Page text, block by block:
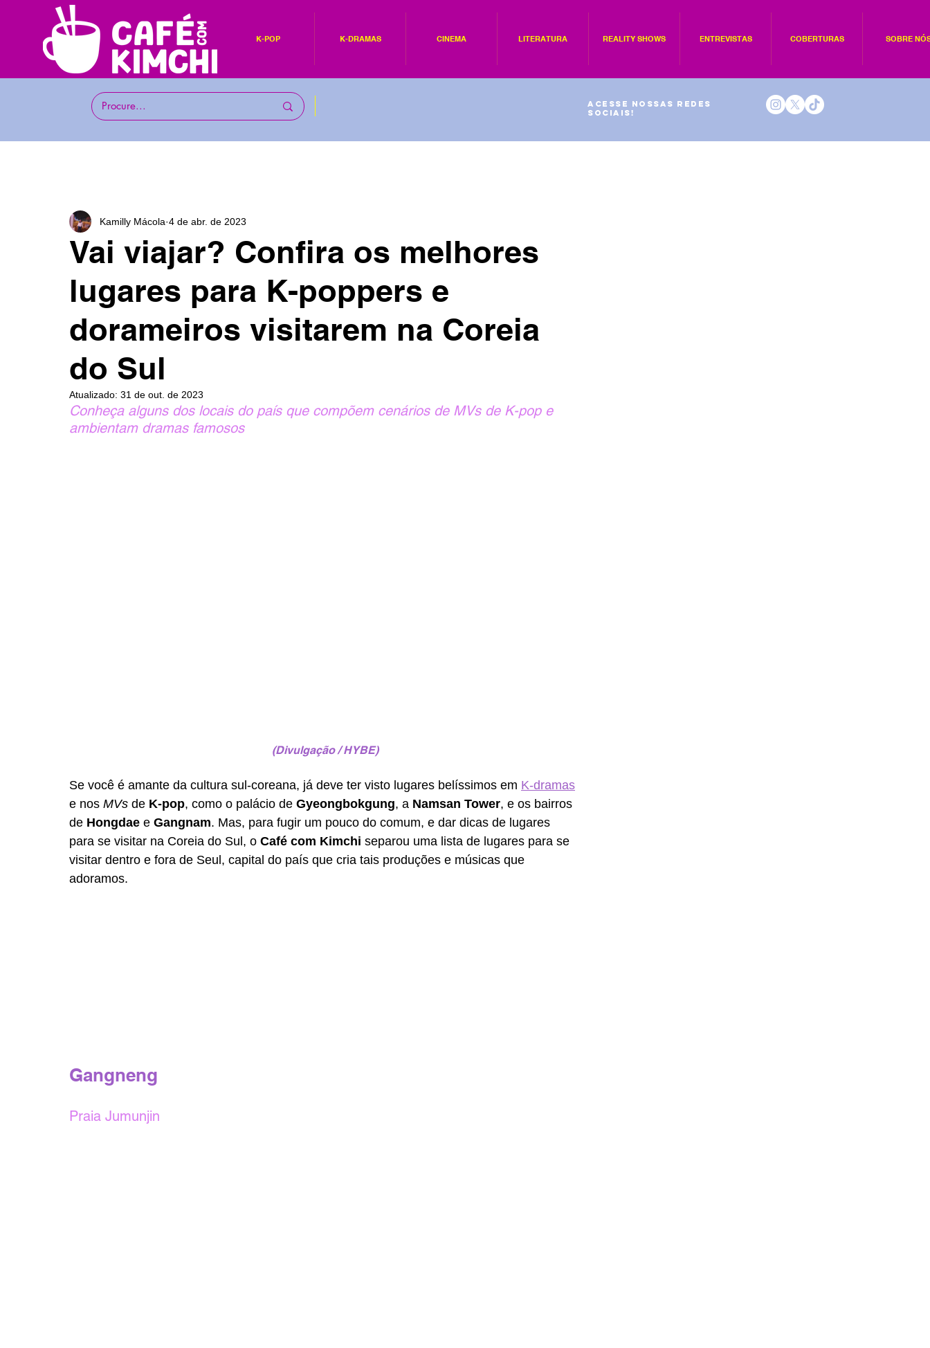
K-POP K-DRAMAS CINEMA LITERATURA REALITY SHOWS ENTREVISTAS COBERTURAS SOBRE
Acesse nossas redes
sociais!
Vai viajar? Confira os melhores
lugares para K-poppers e
dorameiros visitarem na Coreia
do Sul
Kamilly Mácola 4 de abr. de 2023
Atualizado: 31 de out. de 2023
Conheça alguns dos locais do país que compõem cenários de MVs de K-pop e
ambientam dramas famosos
(Divulgação / HYBE)
Se você é amante da cultura sul-coreana, já deve ter visto lugares belíssimos em K-dramas
e nos MVs de K-pop, como o palácio de Gyeongbokgung, a Namsan Tower, e os bairros
de Hongdae e Gangnam. Mas, para fugir um pouco do comum, e dar dicas de lugares
para se visitar na Coreia do Sul, o Café com Kimchi separou uma lista de lugares para se
visitar dentro e fora de Seul, capital do país que cria tais produções e músicas que
adoramos.
Gangneng
Praia Jumunjin